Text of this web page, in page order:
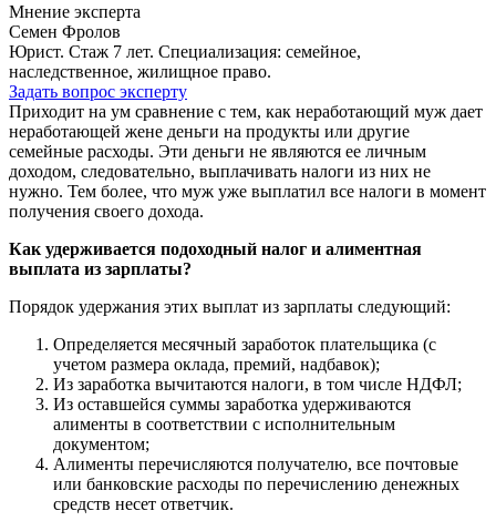
Мнение эксперта
Семен Фролов
Юрист. Стаж 7 лет. Специализация: семейное,
наследственное, жилищное право.
Задать вопрос эксперту
Приходит на ум сравнение с тем, как неработающий муж дает
неработающей жене деньги на продукты или другие
семейные расходы. Эти деньги не являются ее личным
доходом, следовательно, выплачивать налоги из них не
нужно. Тем более, что муж уже выплатил все налоги в момент
получения своего дохода.
Как удерживается подоходный налог и алиментная
выплата из зарплаты?
Порядок удержания этих выплат из зарплаты следующий:
Определяется месячный заработок плательщика (с
учетом размера оклада, премий, надбавок);
Из заработка вычитаются налоги, в том числе НДФЛ;
Из оставшейся суммы заработка удерживаются
алименты в соответствии с исполнительным
документом;
Алименты перечисляются получателю, все почтовые
или банковские расходы по перечислению денежных
средств несет ответчик.